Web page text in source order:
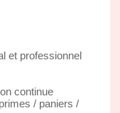
et professionnel
continue
/ paniers /